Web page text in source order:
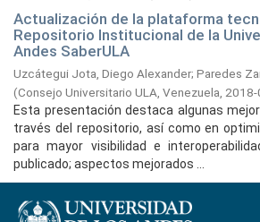
Actualización de la plataforma
Repositorio Institucional de la
Andes SaberULA
Uzcátegui Jota, Diego Alexander; Paredes
(Consejo Universitario ULA, Venezuela,
Esta presentación destaca algunas
través del repositorio, así como en
para mayor visibilidad e
publicado; aspectos mejorados ...